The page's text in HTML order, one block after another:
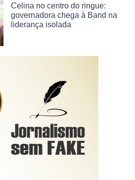
Celina no centro do ringue:
governadora chega à Band na
liderança isolada